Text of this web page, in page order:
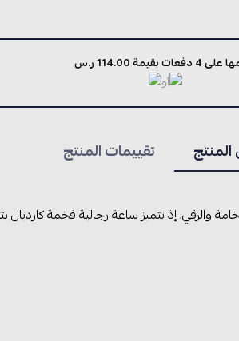
بقيمة 114.00 ر.س
أو
تقييمات المنتج
والرقي، إذ تتميز ساعة رجالية فخمة